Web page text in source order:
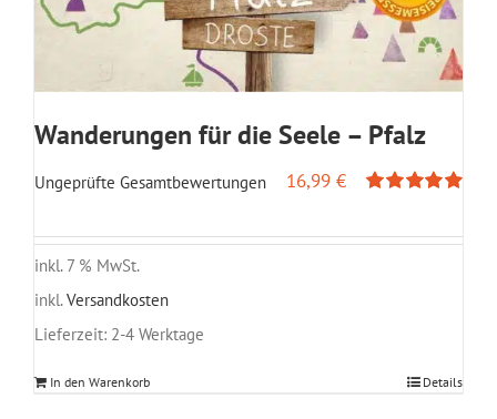
Wanderungen für die Seele – Pfalz
5
Ungeprüfte Gesamtbewertungen 16,99€
inkl. 7 % MwSt.
inkl.Versandkosten
Lieferzeit: 2-4 Werktage
In den Warenkorb Details